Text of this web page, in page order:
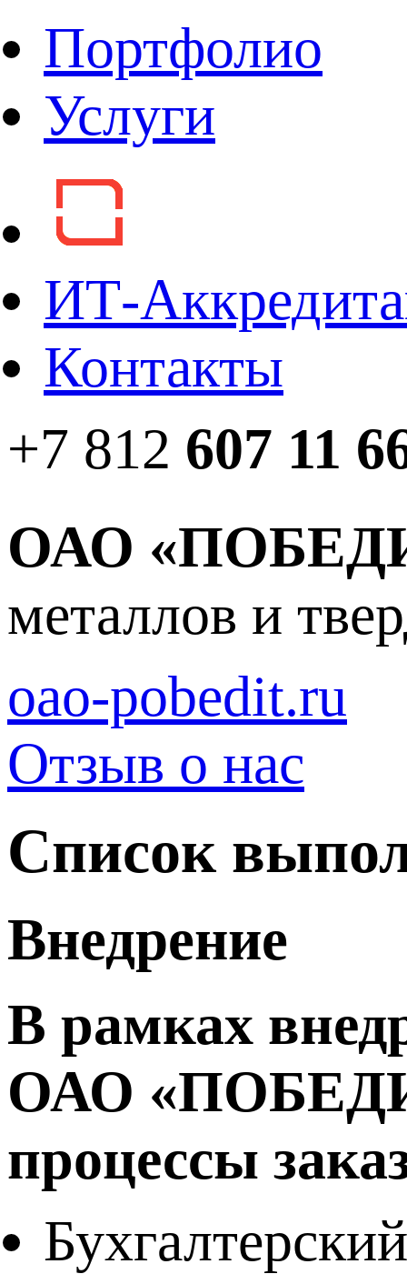
Портфолио
Услуги
ИТ-
Контакты
+7 812 607 11
ОАО
металлов и
oao-pobedit.ru
Отзыв о нас
Список
Внедрение
В рамках
ОАО
процессы